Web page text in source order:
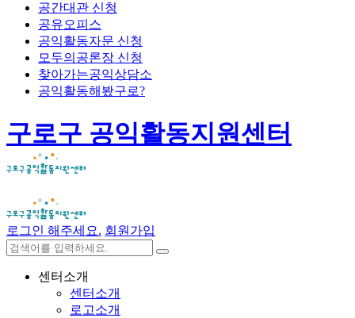
공간대관 신청
공유오피스
공익활동자문 신청
모두의공론장 신청
찾아가는공익상담소
공익활동해봤구로?
구로구 공익활동지원센터
로그인 해주세요. 회원가입
센터소개
센터소개
로고소개